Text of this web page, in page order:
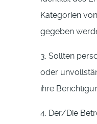
Kategorien
gegeben
3. Sollten
oder
ihre
4. Der/Die